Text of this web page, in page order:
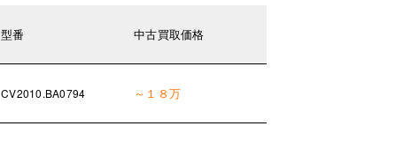
型番 中古買取価格
CV2010.BA0794 ～１８万